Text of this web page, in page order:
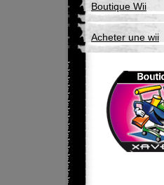
Boutique Wii
Acheter une wii